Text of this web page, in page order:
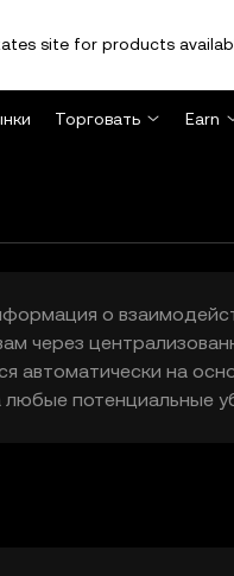
site for products
Торговать Earn
о
через
на
любые потенциальные